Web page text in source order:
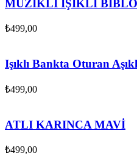
MÜZİKLİ IŞIKLI BİBLO
₺499,00
Işıklı Bankta Oturan
₺499,00
ATLI KARINCA MAVİ
₺499,00